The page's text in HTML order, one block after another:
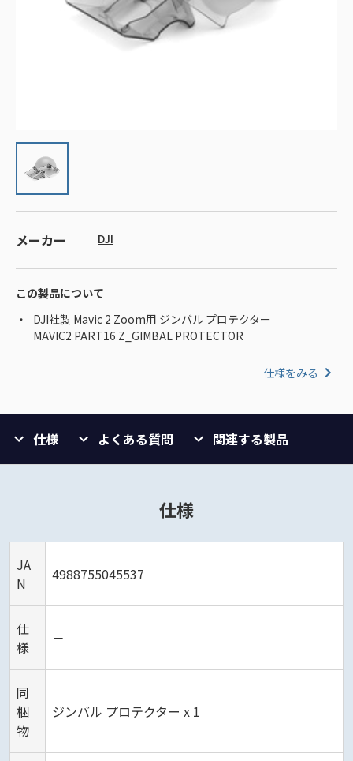
メーカー DJI
この製品について
DJI社製 Mavic 2 Zoom用 ジンバル プロテクター
MAVIC2 PART16 Z_GIMBAL PROTECTOR
仕様をみる
仕様 よくある質問 関連する製品
仕様
JA
N
4988755045537
仕
様
－
同
梱
物
ジンバル プロテクター x 1